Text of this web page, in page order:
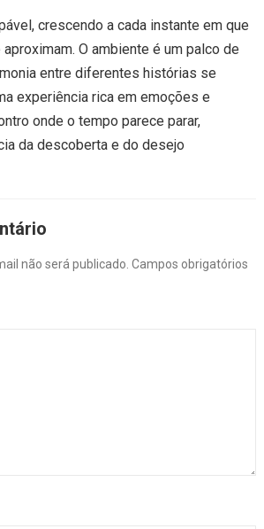
crescendo a cada instante em que
O ambiente é um palco de
entre diferentes histórias se
experiência rica em emoções e
onde o tempo parece parar,
da descoberta e do desejo
não será publicado. Campos obrigatórios